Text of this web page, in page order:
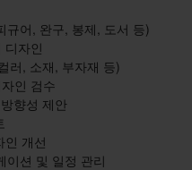
규어, 완구, 봉제, 도서 등)
디자인
러, 소재, 부자재 등)
인 검수
향성 제안
인 개선
이션 및 일정 관리